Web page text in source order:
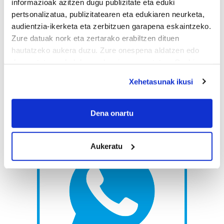
informazioak azitzen dugu publizitate eta eduki
pertsonalizatua, publizitatearen eta edukiaren neurketa,
audientzia-ikerketa eta zerbitzuen garapena eskaintzeko.
Zure datuak nork eta zertarako erabiltzen dituen
hautatzeko aukera duzu. Zure onespena aldatzen edo
If you allow, we would also like to:
Collect information about your geographical
meters
Identify your device by actively scanning it for
specific characteristics (fingerprinting)
Find out more about how your personal data is processed
and set your preferences in the
details section
Guk eta gure bazkideek zure datu pertsonalak
prozesatzen ditugu, zure IP zenbakia, besteak beste,
Xehetasunak ikusi
Dena onartu
Aukeratu